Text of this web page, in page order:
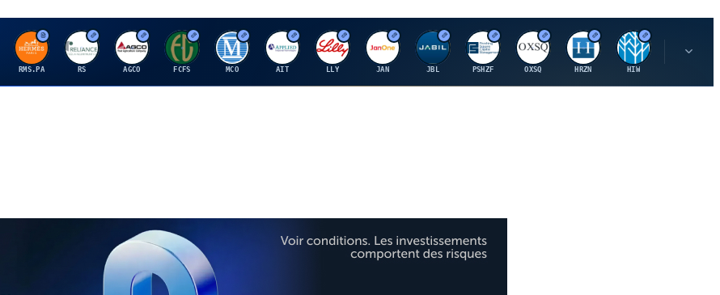
H
RMS.PA
R
RS
A
AGCO
F
FCFS
M
MCO
A
AIT
E
LLY
J
JAN
J
JBL
P
PSHZF
O
OXSQ
H
HRZN
H
HIW
U